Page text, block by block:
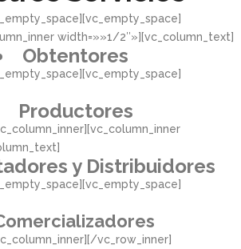
width=»»1/2″»][vc_column_text]
Obtentores
Productores
y Distribuidores
vc_row_inner]